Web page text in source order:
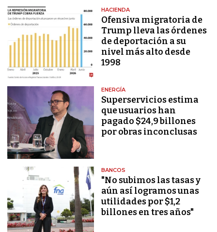
HACIENDA
Ofensiva migratoria de
Trump lleva las órdenes
de deportación a su
nivel más alto desde
1998
ENERGÍA
Superservicios estima
que usuarios han
pagado $24,9 billones
por obras inconclusas
BANCOS
"No subimos las tasas y
aún así logramos unas
utilidades por $1,2
billones en tres años"